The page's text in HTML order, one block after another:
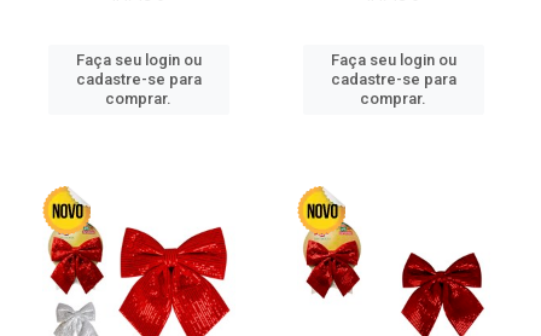
Faça seu login ou
cadastre-se para
comprar.
Faça seu login ou
cadastre-se para
comprar.